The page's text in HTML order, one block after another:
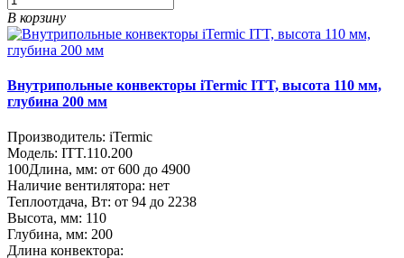
В корзину
Внутрипольные конвекторы iTermic ITT, высота 110 мм,
глубина 200 мм
Производитель: iTermic
Модель: ITT.110.200
100Длина, мм: от 600 до 4900
Наличие вентилятора: нет
Теплоотдача, Вт: от 94 до 2238
Высота, мм: 110
Глубина, мм: 200
Длина конвектора: